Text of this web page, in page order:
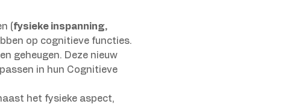
(fysieke inspanning,
op cognitieve functies.
geheugen. Deze nieuw
in hun Cognitieve
het fysieke aspect,